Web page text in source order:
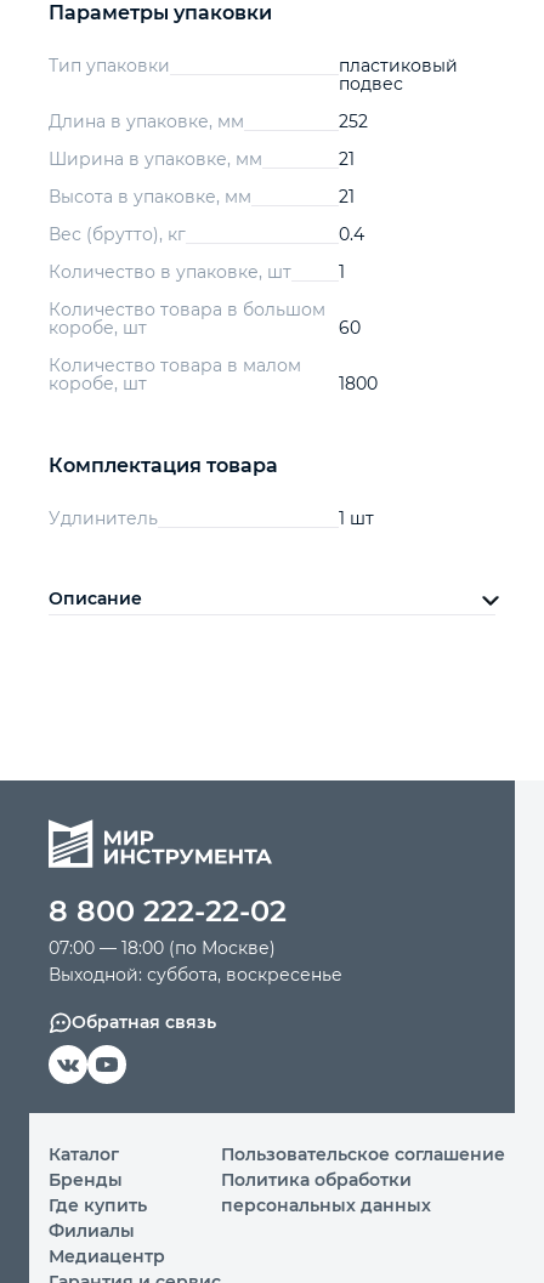
Параметры упаковки
Тип упаковки
пластиковый
подвес
Длина в упаковке, мм
252
Ширина в упаковке, мм
21
Высота в упаковке, мм
21
Вес (брутто), кг
0.4
Количество в упаковке, шт
1
Количество товара в большом
коробе, шт
60
Количество товара в малом
коробе, шт
1800
Комплектация товара
Удлинитель 1 шт
Описание
8 800 222-22-02
07:00 — 18:00 (по Москве)
Выходной: суббота, воскресенье
Обратная связь
Каталог
Бренды
Где купить
Филиалы
Медиацентр
Пользовательское соглашение
Политика обработки
персональных данных